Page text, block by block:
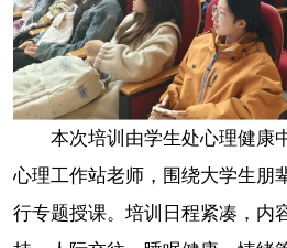
本次培训由学生处心理健康
心理工作站老师，围绕大学生朋
行专题授课。培训日程紧凑，内